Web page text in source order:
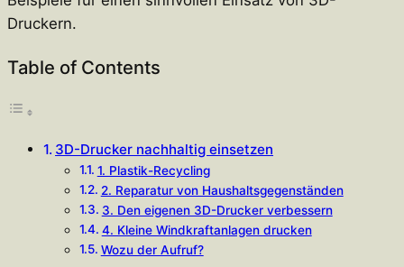
Druckern.
Table of Contents
3D-Drucker nachhaltig einsetzen
1. Plastik-Recycling
2. Reparatur von Haushaltsgegenständen
3. Den eigenen 3D-Drucker verbessern
4. Kleine Windkraftanlagen drucken
Wozu der Aufruf?